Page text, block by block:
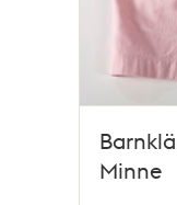
Minne